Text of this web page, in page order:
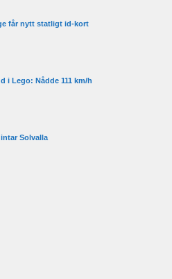
får nytt statligt id-kort
i Lego: Nådde 111 km/h
Solvalla